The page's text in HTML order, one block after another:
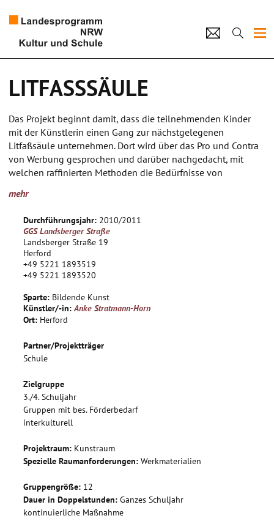
Künstlerpool
Schulen
Kultur und Schule
LITFASSSÄULE
Das Projekt beginnt damit, dass die teilnehmenden Kinder
mit der Künstlerin einen Gang zur nächstgelegenen
Litfaßsäule unternehmen. Dort wird über das Pro und Contra
von Werbung gesprochen und darüber nachgedacht, mit
welchen raffinierten Methoden die Bedürfnisse von
Konsumverhalten anzuregen.
Pappe. Anschließend malen sie einige Plakate; oder sie
schreiben ihre Wünsche und Informationen auf und kleben
sie an die Säule. Sie wird in der Schulhalle aufgestellt und
soll langfristig das "Schwarze Brett" ersetzen.
Die Kinder fertigen zudem kleinere Litfaßsäulen aus Pappe
an, in die sie wie in ein Kostüm hineinschlüpfen und
während des Schulfestes persönliche Informationen
präsentieren können.
das Schulprojekt informieren soll.
mehr
Durchführungsjahr: 2010/2011
GGS Landsberger Straße
Landsberger Straße 19
Herford
+49 5221 1893519
+49 5221 1893520
Sparte: Bildende Kunst
Künstler/-in: Anke Stratmann-Horn
Ort: Herford
Partner/Projektträger
Schule
Zielgruppe
3./4. Schuljahr
Gruppen mit bes. Förderbedarf
interkulturell
Projektraum: Kunstraum
Spezielle Raumanforderungen: Werkmaterialien
Gruppengröße: 12
Dauer in Doppelstunden: Ganzes Schuljahr
kontinuierliche Maßnahme